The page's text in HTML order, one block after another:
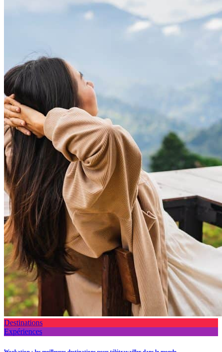
Destinations
Expériences